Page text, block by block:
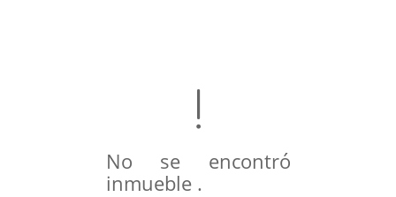
No se encontró
inmueble .